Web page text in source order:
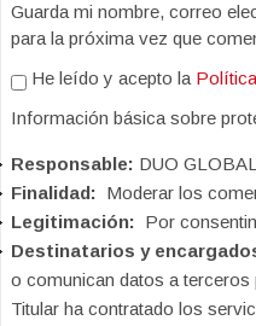
Guarda mi nombre, correo
para la próxima vez que
He leído y acepto la
Información básica sobre
Responsable: DUO
Finalidad: Moderar los
Legitimación: Por
Destinatarios y
o comunican datos a terceros
Titular ha contratado los